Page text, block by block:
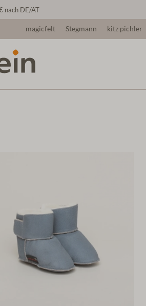
nach DE/AT
magicfelt Stegmann kitz pichler